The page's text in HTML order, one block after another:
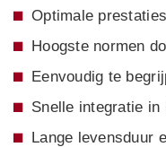
Optimale
Hoogste normen
Eenvoudig te
Snelle integratie in
Lange levensduur